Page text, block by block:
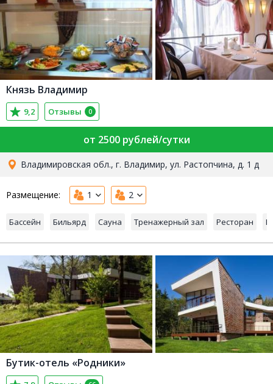
Князь Владимир
9,2 Отзывы 0
от 2500 рублей/сутки
Владимировская обл., г. Владимир, ул. Растопчина, д. 1 д
Размещение: 1 2
Бассейн Бильярд Сауна Тренажерный зал Ресторан
Бутик-отель «Родники»